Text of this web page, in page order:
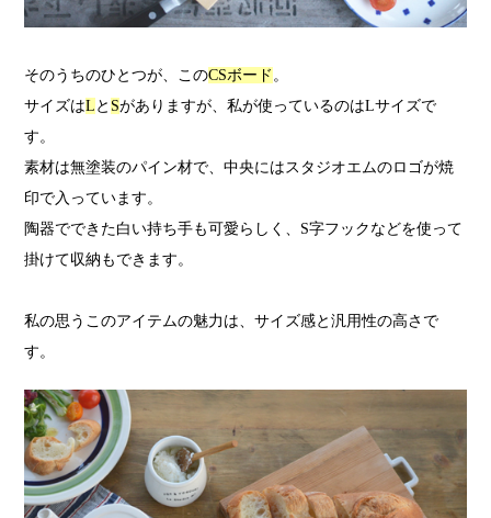
そのうちのひとつが、このCSボード 。
サイズはL と Sがありますが、私が使っているのはLサイズで
す。
素材は無塗装のパイン材で、中央にはスタジオエムのロゴが焼
印で入っています。
陶器でできた白い持ち手も可愛らしく、S字フックなどを使って
掛けて収納もできます。
私の思うこのアイテムの魅力は、サイズ感と汎用性の高さで
す。